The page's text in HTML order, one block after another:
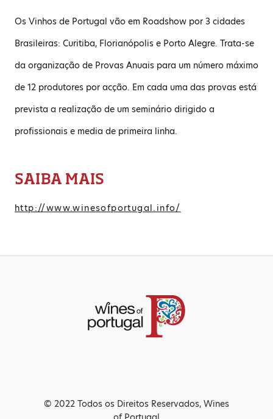
Os Vinhos de Portugal vão em Roadshow por 3 cidades
Brasileiras: Curitiba, Florianópolis e Porto Alegre. Trata-se
da organização de Provas Anuais para um número máximo
de 12 produtores por acção. Em cada uma das provas está
prevista a realização de um seminário dirigido a
profissionais e media de primeira linha.
SAIBA MAIS
http://www.winesofportugal.info/
© 2022 Todos os Direitos Reservados, Wines